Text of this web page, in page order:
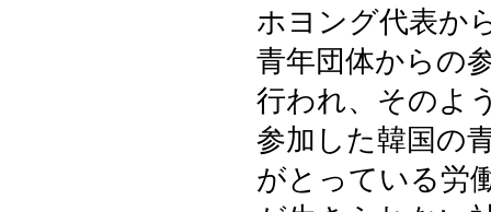
ホヨング代表か
青年団体からの
行われ、そのよ
参加した韓国の
がとっている労